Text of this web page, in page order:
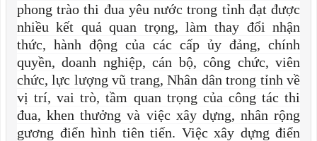
phong trào thi đua yêu nước trong tỉnh đạt được
nhiều kết quả quan trọng, làm thay đổi nhận
thức, hành động của các cấp ủy đảng, chính
quyền, doanh nghiệp, cán bộ, công chức, viên
chức, lực lượng vũ trang, Nhân dân trong tỉnh về
vị trí, vai trò, tầm quan trọng của công tác thi
đua, khen thưởng và việc xây dựng, nhân rộng
gương điển hình tiên tiến. Việc xây dựng điển